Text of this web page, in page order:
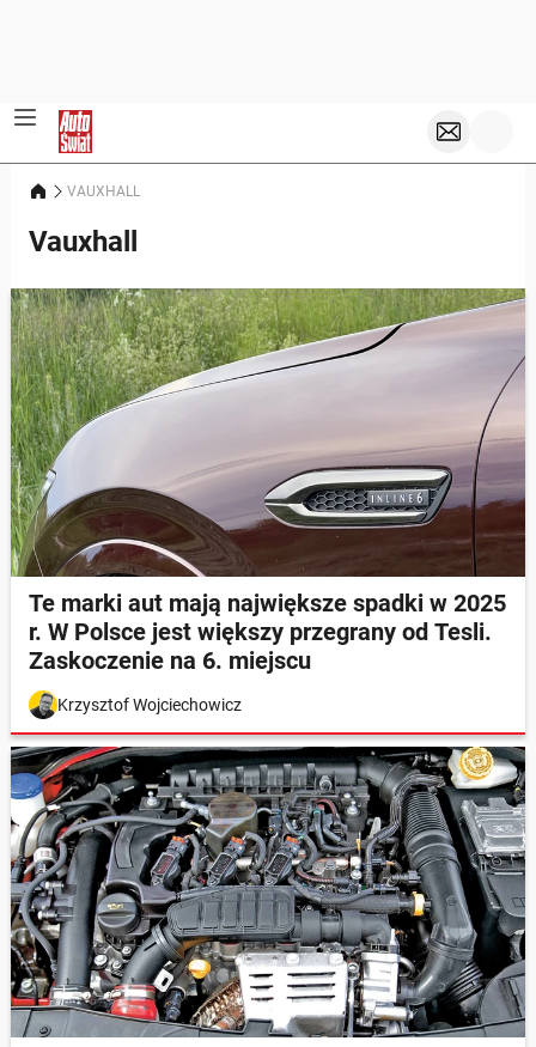
VAUXHALL
Vauxhall
Te marki aut mają największe spadki w 2025
r. W Polsce jest większy przegrany od Tesli.
Zaskoczenie na 6. miejscu
Krzysztof Wojciechowicz